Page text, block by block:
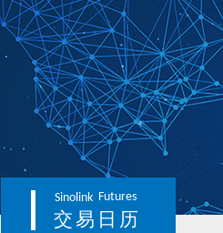
Sinolink Futures
交易日历